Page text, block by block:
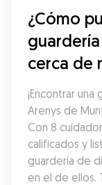
¿Cómo
cerca de
¡Encontrar
Arenys de
Con 8
calificados y
guardería de
en el de ellos.